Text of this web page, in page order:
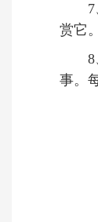
7、
赏它
8、
事。